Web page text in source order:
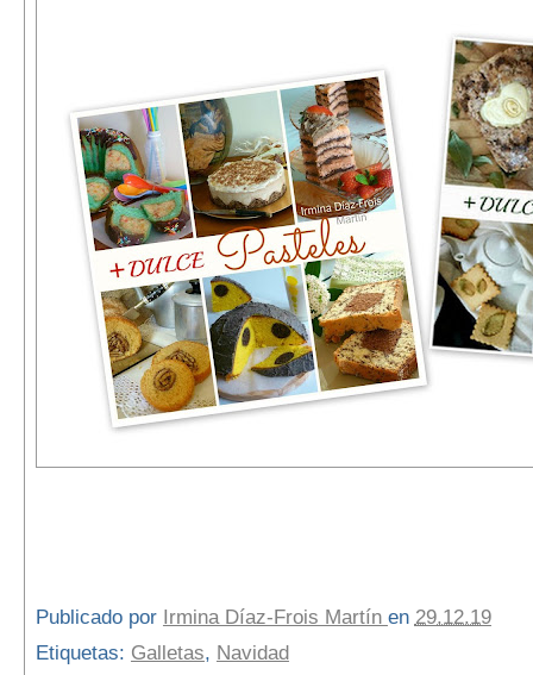
Publicado por Irmina Díaz-Frois Martín en 29.12.19
Etiquetas: Galletas, Navidad